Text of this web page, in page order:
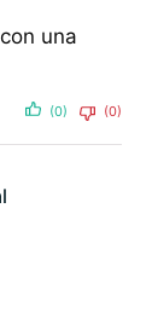
una
(0) (0)